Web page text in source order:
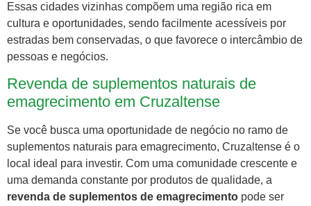
Essas cidades vizinhas compõem uma região rica em
cultura e oportunidades, sendo facilmente acessíveis por
estradas bem conservadas, o que favorece o intercâmbio de
pessoas e negócios.
Revenda de suplementos naturais de
emagrecimento em Cruzaltense
Se você busca uma oportunidade de negócio no ramo de
suplementos naturais para emagrecimento, Cruzaltense é o
local ideal para investir. Com uma comunidade crescente e
uma demanda constante por produtos de qualidade, a
revenda de suplementos de emagrecimento pode ser